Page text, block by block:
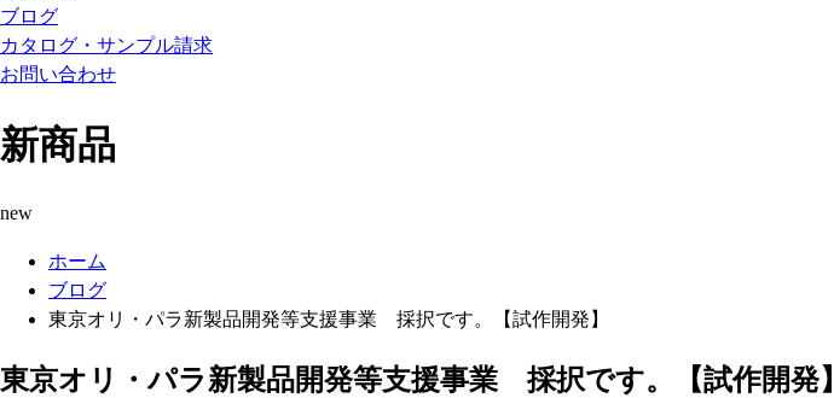
ブログ
カタログ・サンプル請求
お問い合わせ
新商品
new
ホーム
ブログ
東京オリ・パラ新製品開発等支援事業 採択です。【試作開発】
東京オリ・パラ新製品開発等支援事業 採択です。【試作開発】